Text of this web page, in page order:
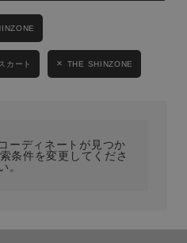
スカート THE SHINZONE
ーディネートが見つか
条件を変更してくださ
。